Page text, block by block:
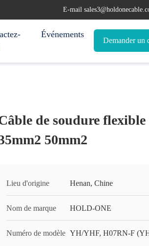
E-mail
Événements
Demander un
de soudure
50mm2
Lieu d'origine Henan, Chine
Nom de marque HOLD-ONE
Numéro de modèle YH/YHF, H07RN-F